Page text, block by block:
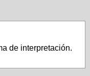
de interpretación.